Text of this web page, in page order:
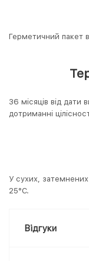
Герметичний пакет
36 місяців від дати
дотриманні
У сухих,
25°С.
Відгуки